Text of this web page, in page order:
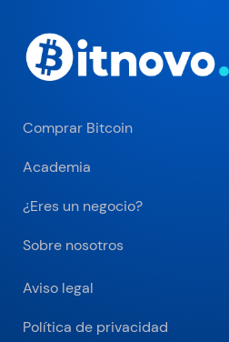
Comprar Bitcoin
Academia
¿Eres un negocio?
Sobre nosotros
Aviso legal
Política de privacidad